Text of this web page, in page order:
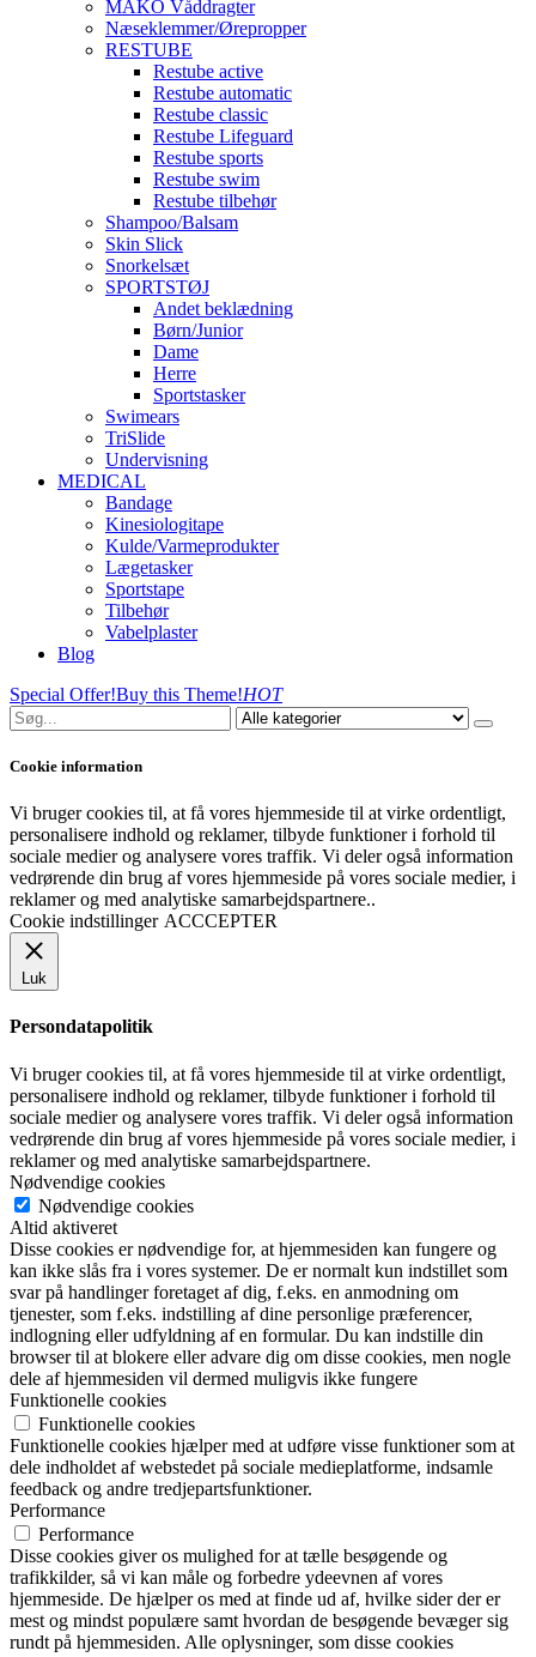
MAKO Våddragter
Næseklemmer/Ørepropper
RESTUBE
Restube active
Restube automatic
Restube classic
Restube Lifeguard
Restube sports
Restube swim
Restube tilbehør
Shampoo/Balsam
Skin Slick
Snorkelsæt
SPORTSTØJ
Andet beklædning
Børn/Junior
Dame
Herre
Sportstasker
Swimears
TriSlide
Undervisning
MEDICAL
Bandage
Kinesiologitape
Kulde/Varmeprodukter
Lægetasker
Sportstape
Tilbehør
Vabelplaster
Blog
Special Offer!Buy this Theme!HOT
Cookie information
Vi bruger cookies til, at få vores hjemmeside til at virke ordentligt,
personalisere indhold og reklamer, tilbyde funktioner i forhold til
sociale medier og analysere vores traffik. Vi deler også information
vedrørende din brug af vores hjemmeside på vores sociale medier, i
reklamer og med analytiske samarbejdspartnere..
Cookie indstillinger ACCCEPTER
Luk
Persondatapolitik
Vi bruger cookies til, at få vores hjemmeside til at virke ordentligt,
personalisere indhold og reklamer, tilbyde funktioner i forhold til
sociale medier og analysere vores traffik. Vi deler også information
vedrørende din brug af vores hjemmeside på vores sociale medier, i
reklamer og med analytiske samarbejdspartnere.
Nødvendige cookies
Nødvendige cookies
Altid aktiveret
Disse cookies er nødvendige for, at hjemmesiden kan fungere og
kan ikke slås fra i vores systemer. De er normalt kun indstillet som
svar på handlinger foretaget af dig, f.eks. en anmodning om
tjenester, som f.eks. indstilling af dine personlige præferencer,
indlogning eller udfyldning af en formular. Du kan indstille din
browser til at blokere eller advare dig om disse cookies, men nogle
dele af hjemmesiden vil dermed muligvis ikke fungere
Funktionelle cookies
Funktionelle cookies
Funktionelle cookies hjælper med at udføre visse funktioner som at
dele indholdet af webstedet på sociale medieplatforme, indsamle
feedback og andre tredjepartsfunktioner.
Performance
Performance
Disse cookies giver os mulighed for at tælle besøgende og
trafikkilder, så vi kan måle og forbedre ydeevnen af vores
hjemmeside. De hjælper os med at finde ud af, hvilke sider der er
mest og mindst populære samt hvordan de besøgende bevæger sig
rundt på hjemmesiden. Alle oplysninger, som disse cookies